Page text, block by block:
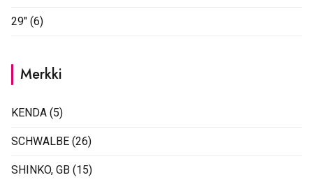
29" (6)
Merkki
KENDA (5)
SCHWALBE (26)
SHINKO, GB (15)